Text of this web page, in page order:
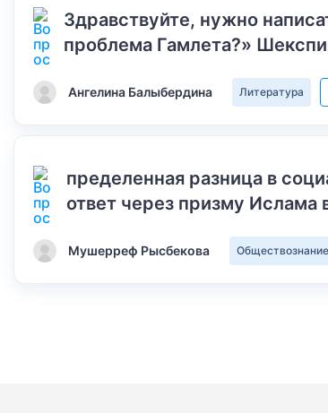
Здравствуйте, нужно
проблема Гамлета?»
Ангелина Балыбердина Литература
пределенная разница в
ответ через призму Ислама
Мушерреф Рысбекова Обществознание